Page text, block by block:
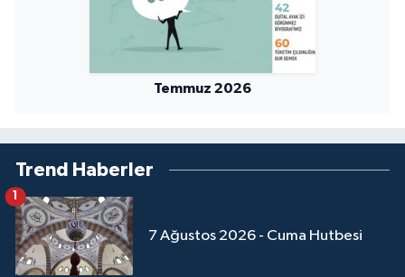
Temmuz 2026
Trend Haberler
7 Ağustos 2026 - Cuma Hutbesi
Şanlıurfa Müftülüğü
Şırnak Müftülüğü
Tokat Müftülüğü
Trabzon Müftülüğü
Tunceli Müftülüğü